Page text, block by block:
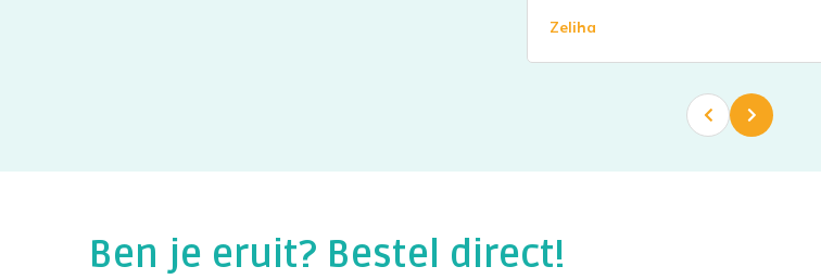
Zeliha
Ben je eruit? Bestel direct!